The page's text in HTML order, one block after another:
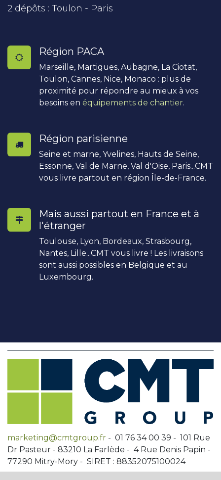
2 dépôts : Toulon - Paris
Région PACA
Marseille, Martigues, Aubagne, La Ciotat,
Toulon, Cannes, Nice, Monaco : plus de
proximité pour répondre au mieux à vos
besoins en équipements de chantier.
Région parisienne
Seine et marne, Yvelines, Hauts de Seine,
Essonne, Val de Marne, Val d'Oise, Paris...CMT
vous livre partout en région Île-de-France.
Mais aussi partout en France et à
l'étranger
Toulouse, Lyon, Bordeaux, Strasbourg,
Nantes, Lille...CMT vous livre ! Les livraisons
sont aussi possibles en Belgique et au
Luxembourg.
marketing@cmtgroup.fr - 01 76 34 00 39 - 101 Rue
Dr Pasteur - 83210 La Farlède - 4 Rue Denis Papin -
77290 Mitry-Mory - SIRET : 88352075100024